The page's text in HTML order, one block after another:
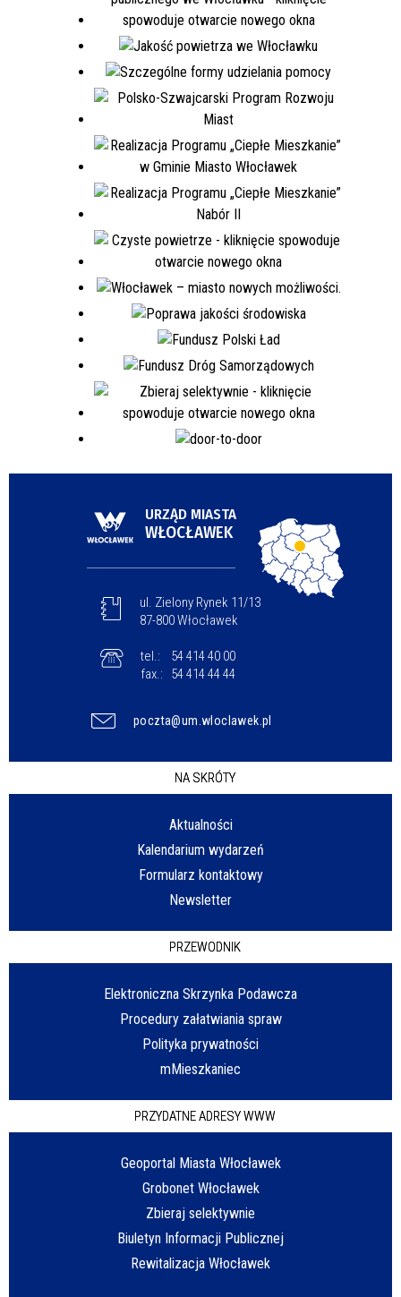
URZĄD MIASTA
WŁOCŁAWEK
ul. Zielony Rynek 11/13
87-800 Włocławek
tel.:
54 414 40 00
fax.:
54 414 44 44
poczta@um.wloclawek.pl
NA SKRÓTY
Aktualności
Kalendarium wydarzeń
Formularz kontaktowy
Newsletter
PRZEWODNIK
Elektroniczna Skrzynka Podawcza
Procedury załatwiania spraw
Polityka prywatności
mMieszkaniec
PRZYDATNE ADRESY WWW
Geoportal Miasta Włocławek
Grobonet Włocławek
Zbieraj selektywnie
Biuletyn Informacji Publicznej
Rewitalizacja Włocławek